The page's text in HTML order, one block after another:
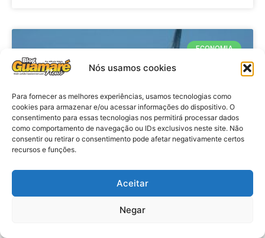
Nós usamos cookies
Para fornecer as melhores experiências, usamos tecnologias como
cookies para armazenar e/ou acessar informações do dispositivo. O
consentimento para essas tecnologias nos permitirá processar dados
como comportamento de navegação ou IDs exclusivos neste site. Não
consentir ou retirar o consentimento pode afetar negativamente certos
recursos e funções.
Aceitar
Negar
ECONOMIA
Economia: Produção de petróleo e
gás cresce 14% no segundo
trimestre de 2026